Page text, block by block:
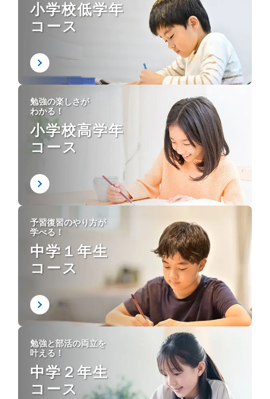
小学校低学年
コース
勉強の楽しさが
わかる！
小学校高学年
コース
予習復習のやり方が
学べる！
中学１年生
コース
勉強と部活の両立を
叶える！
中学２年生
コース